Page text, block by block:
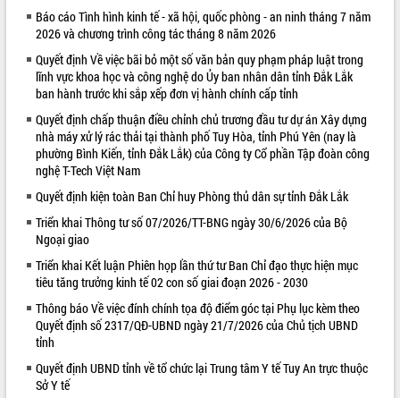
VIDEO
Khám bệnh, cấp phát thuốc miễn phí
và tặng quà người dân xã Cư Pui
Hội nghị UBND tỉnh Đắk Lắk thường kỳ
tháng 7/2026
Lễ truy tặng danh hiệu “Bà Mẹ Việt
Nam Anh hùng” và trao Huân chương
Lao động
UBND tỉnh Đắk Lắk triển khai nhiệm
Kỳ họp thứ Hai, Hội đồng nhân dân
ALBUM ẢNH
Báo cáo Tình hình kinh tế - xã hội, quốc phòng - an ninh tháng 7 năm
2026 và chương trình công tác tháng 8 năm 2026
Quyết định Về việc bãi bỏ một số văn bản quy phạm pháp luật trong
lĩnh vực khoa học và công nghệ do Ủy ban nhân dân tỉnh Đắk Lắk
ban hành trước khi sắp xếp đơn vị hành chính cấp tỉnh
Quyết định chấp thuận điều chỉnh chủ trương đầu tư dự án Xây dựng
nhà máy xử lý rác thải tại thành phố Tuy Hòa, tỉnh Phú Yên (nay là
phường Bình Kiến, tỉnh Đắk Lắk) của Công ty Cổ phần Tập đoàn công
nghệ T-Tech Việt Nam
Quyết định kiện toàn Ban Chỉ huy Phòng thủ dân sự tỉnh Đắk Lắk
Triển khai Thông tư số 07/2026/TT-BNG ngày 30/6/2026 của Bộ
Ngoại giao
Triển khai Kết luận Phiên họp lần thứ tư Ban Chỉ đạo thực hiện mục
tiêu tăng trưởng kinh tế 02 con số giai đoạn 2026 - 2030
Thông báo Về việc đính chính tọa độ điểm góc tại Phụ lục kèm theo
Quyết định số 2317/QĐ-UBND ngày 21/7/2026 của Chủ tịch UBND
tỉnh
Quyết định UBND tỉnh về tổ chức lại Trung tâm Y tế Tuy An trực thuộc
Sở Y tế